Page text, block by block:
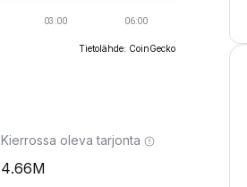
Tietolähde: CoinGecko
Kierrossa oleva tarjonta
4.66M